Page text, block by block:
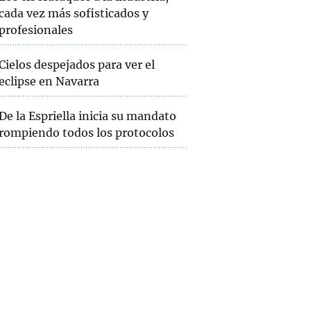
vez más sofisticados y
despejados para ver el
en Navarra
la Espriella inicia su mandato
todos los protocolos